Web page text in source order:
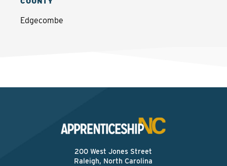
Edgecombe
200 West Jones Street
Raleigh, North Carolina